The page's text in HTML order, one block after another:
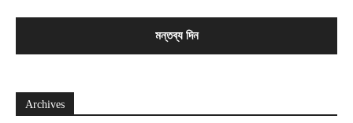
Archives